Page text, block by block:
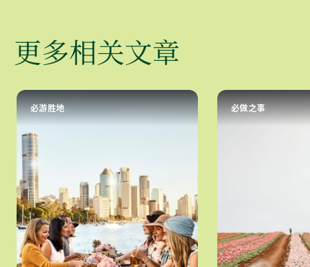
更多相关文章
必游胜地 必做之事